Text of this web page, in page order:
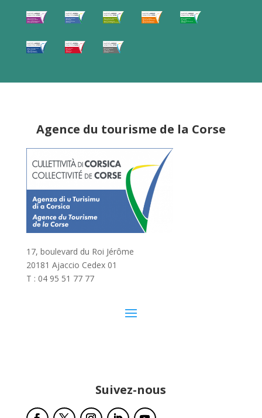
Agence du tourisme de la Corse
17, boulevard du Roi Jérôme
20181 Ajaccio Cedex 01
T : 04 95 51 77 77
Suivez-nous